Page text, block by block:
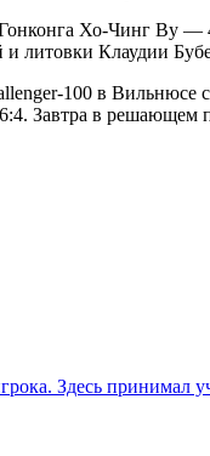
Хо-Чинг
литовки Клаудии
100 в
Завтра в
Здесь принимал